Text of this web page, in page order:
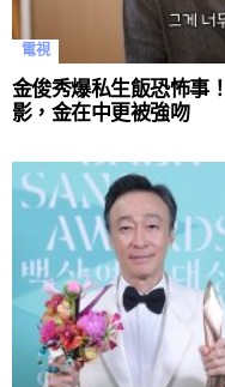
電視
金俊秀爆私生飯恐怖事
影，金在中更被強吻